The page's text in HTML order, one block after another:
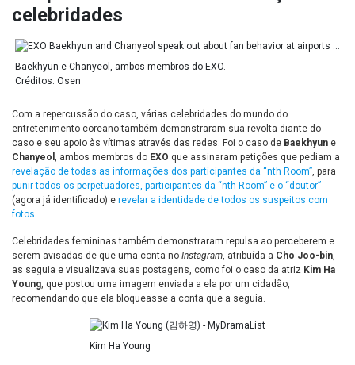
celebridades
Baekhyun e Chanyeol, ambos membros do EXO.
Créditos: Osen
Com a repercussão do caso, várias celebridades do mundo do
entretenimento coreano também demonstraram sua revolta diante do
caso e seu apoio às vítimas através das redes. Foi o caso de Baekhyun e
Chanyeol , ambos membros do EXO que assinaram petições que pediam a
revelação de todas as informações dos participantes da “nth Room”, para
punir todos os perpetuadores, participantes da “nth Room” e o “doutor”
(agora já identificado) e revelar a identidade de todos os suspeitos com
fotos.
Celebridades femininas também demonstraram repulsa ao perceberem e
serem avisadas de que uma conta no Instagram, atribuída a Cho Joo-bin,
as seguia e visualizava suas postagens, como foi o caso da atriz Kim Ha
Young, que postou uma imagem enviada a ela por um cidadão,
recomendando que ela bloqueasse a conta que a seguia.
Kim Ha Young